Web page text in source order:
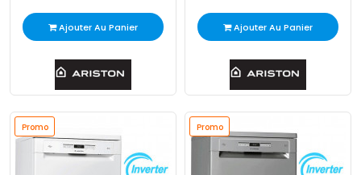
Ajouter Au Panier Ajouter Au Panier
Promo Promo